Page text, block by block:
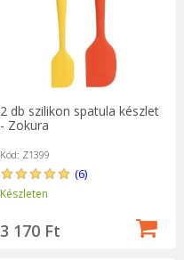
2 db szilikon spatula készlet
- Zokura
Kód: Z1399
(6)
Készleten
3 170 Ft